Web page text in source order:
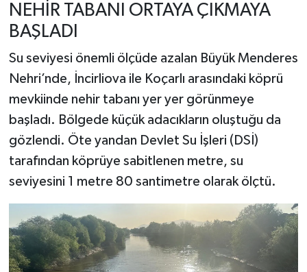
NEHİR TABANI ORTAYA ÇIKMAYA
BAŞLADI
Su seviyesi önemli ölçüde azalan Büyük Menderes
Nehri’nde, İncirliova ile Koçarlı arasındaki köprü
mevkiinde nehir tabanı yer yer görünmeye
başladı. Bölgede küçük adacıkların oluştuğu da
gözlendi. Öte yandan Devlet Su İşleri (DSİ)
tarafından köprüye sabitlenen metre, su
seviyesini 1 metre 80 santimetre olarak ölçtü.